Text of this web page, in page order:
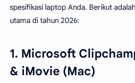
spesifikasi laptop Anda. Berikut
utama di tahun 2026:
1. Microsoft
& iMovie (Mac)